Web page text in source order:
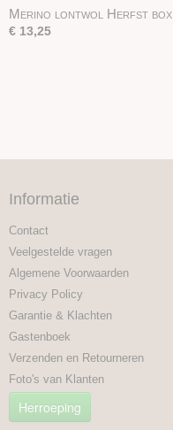
Merino lontwol Herfst box
€ 13,25
Informatie
Contact
Veelgestelde vragen
Algemene Voorwaarden
Privacy Policy
Garantie & Klachten
Gastenboek
Verzenden en Retourneren
Foto's van Klanten
Herroeping